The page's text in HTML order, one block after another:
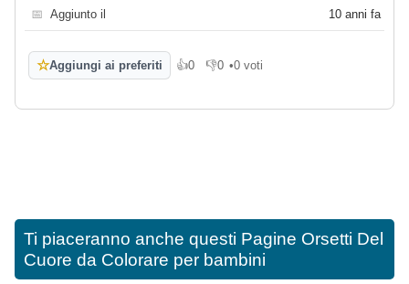
📅 Aggiunto il 10 anni fa
☆Aggiungi ai preferiti 👍0
Mi piace
👎0
Non mi piace
•0 voti
Ti piaceranno anche questi Pagine Orsetti Del
Cuore da Colorare per bambini